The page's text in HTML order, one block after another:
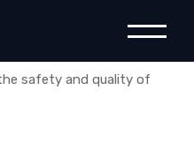
safety and quality of